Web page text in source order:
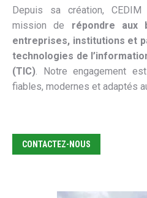
Depuis sa création,
mission de répondre aux
entreprises, institutions et
technologies de
(TIC). Notre engagement
fiables, modernes et adaptés
CONTACTEZ-NOUS